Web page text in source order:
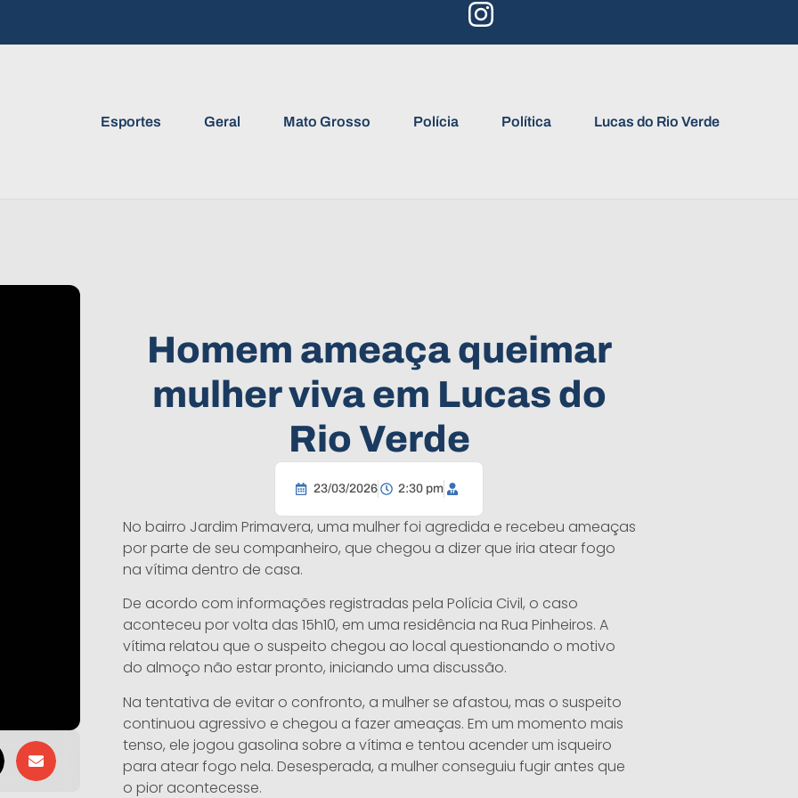
Esportes Geral Mato Grosso Polícia Política Lucas do Rio Verde
Homem ameaça queimar
mulher viva em Lucas do
Rio Verde
23/03/2026 2:30 pm
No bairro Jardim Primavera, uma mulher foi agredida e recebeu ameaças
por parte de seu companheiro, que chegou a dizer que iria atear fogo
na vítima dentro de casa.
De acordo com informações registradas pela Polícia Civil, o caso
aconteceu por volta das 15h10, em uma residência na Rua Pinheiros. A
vítima relatou que o suspeito chegou ao local questionando o motivo
do almoço não estar pronto, iniciando uma discussão.
Na tentativa de evitar o confronto, a mulher se afastou, mas o suspeito
continuou agressivo e chegou a fazer ameaças. Em um momento mais
tenso, ele jogou gasolina sobre a vítima e tentou acender um isqueiro
para atear fogo nela. Desesperada, a mulher conseguiu fugir antes que
o pior acontecesse.